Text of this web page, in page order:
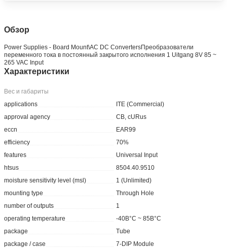
Обзор
Power Supplies - Board Mount\AC DC ConvertersПреобразователи
переменного тока в постоянный закрытого исполнения 1 Uitgang 8V 85 ~
265 VAC Input
Характеристики
Вес и габариты
applications
ITE (Commercial)
approval agency
CB, cURus
eccn
EAR99
efficiency
70%
features
Universal Input
htsus
8504.40.9510
moisture sensitivity level (msl)
1 (Unlimited)
mounting type
Through Hole
number of outputs
1
operating temperature
-40В°C ~ 85В°C
package
Tube
package / case
7-DIP Module